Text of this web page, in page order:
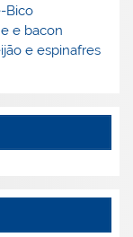
Bico
e bacon
e espinafres